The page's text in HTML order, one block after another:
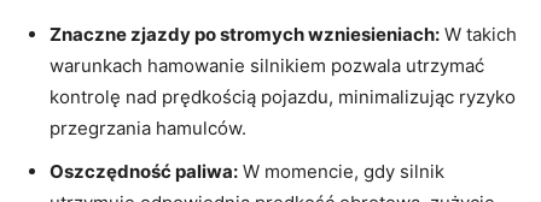
Znaczne zjazdy po stromych wzniesieniach: W takich
warunkach hamowanie silnikiem pozwala utrzymać
kontrolę nad prędkością pojazdu, minimalizując ryzyko
przegrzania hamulców.
Oszczędność paliwa: W momencie, gdy silnik